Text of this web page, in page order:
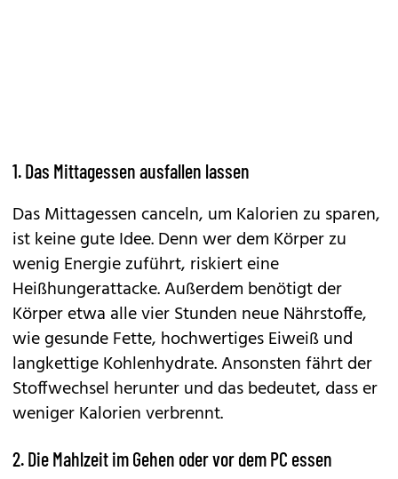
1. Das Mittagessen ausfallen lassen
Das Mittagessen canceln, um Kalorien zu sparen,
ist keine gute Idee. Denn wer dem Körper zu
wenig Energie zuführt, riskiert eine
Heißhungerattacke. Außerdem benötigt der
Körper etwa alle vier Stunden neue Nährstoffe,
wie gesunde Fette, hochwertiges Eiweiß und
langkettige Kohlenhydrate. Ansonsten fährt der
Stoffwechsel herunter und das bedeutet, dass er
weniger Kalorien verbrennt.
2. Die Mahlzeit im Gehen oder vor dem PC essen